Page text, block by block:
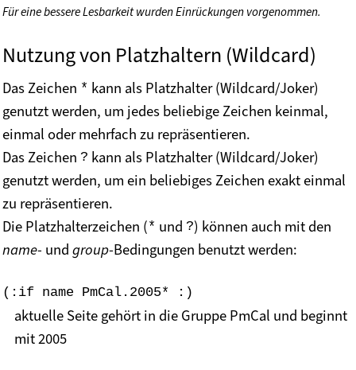
Für eine bessere Lesbarkeit wurden Einrückungen vorgenommen.
Nutzung von Platzhaltern (Wildcard)
Das Zeichen * kann als Platzhalter (Wildcard/Joker)
genutzt werden, um jedes beliebige Zeichen keinmal,
einmal oder mehrfach zu repräsentieren.
Das Zeichen ? kann als Platzhalter (Wildcard/Joker)
genutzt werden, um ein beliebiges Zeichen exakt einmal
zu repräsentieren.
Die Platzhalterzeichen (* und ?) können auch mit den
name- und group-Bedingungen benutzt werden:
(:if name PmCal.2005* :)
aktuelle Seite gehört in die Gruppe PmCal und beginnt
mit 2005